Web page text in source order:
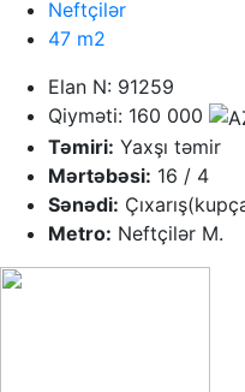
Neftçilər
47 m2
Elan N: 91259
Qiyməti: 160 000
Təmiri: Yaxşı təmir
Mərtəbəsi: 16 / 4
Sənədi:
Metro: Neftçilər M.